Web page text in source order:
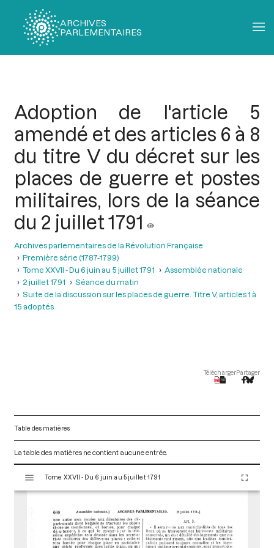
ARCHIVES
PARLEMENTAIRES
Adoption de l'article 5
amendé et des articles 6 à 8
du titre V du décret sur les
places de guerre et postes
militaires, lors de la séance
du 2 juillet 1791
Archives parlementaires de la Révolution Française
Première série (1787-1799)
Tome XXVII - Du 6 juin au 5 juillet 1791
Assemblée nationale
2 juillet 1791
Séance du matin
Suite de la discussion sur les places de guerre. Titre V, articles 1 à
15 adoptés
TéléchargerPartager
Table des matières
La table des matières ne contient aucune entrée.
s
Tome XXVII - Du 6 juin au 5 juillet 1791